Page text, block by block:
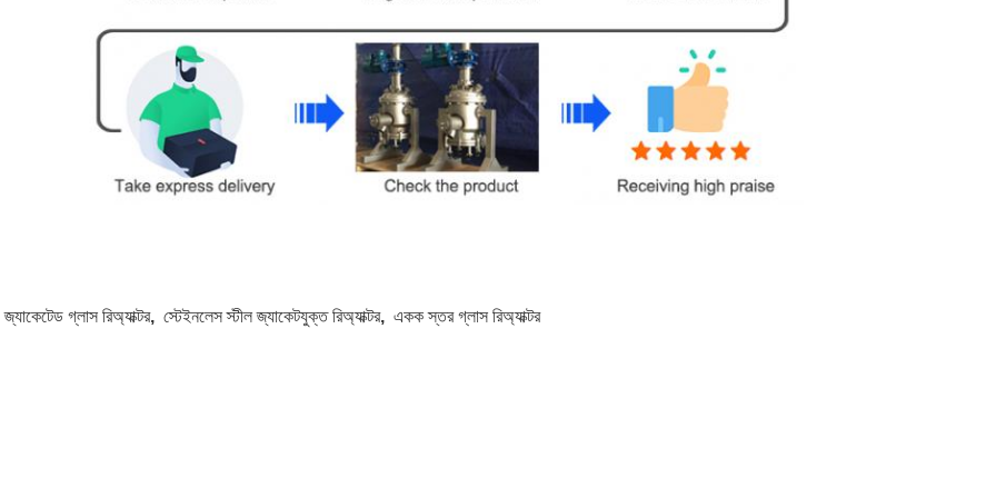
জ্যাকেটেড গ্লাস রিঅ্যাক্টর, স্টেইনলেস স্টীল জ্যাকেটযুক্ত রিঅ্যাক্টর, একক স্তর গ্লাস রিঅ্যাক্টর